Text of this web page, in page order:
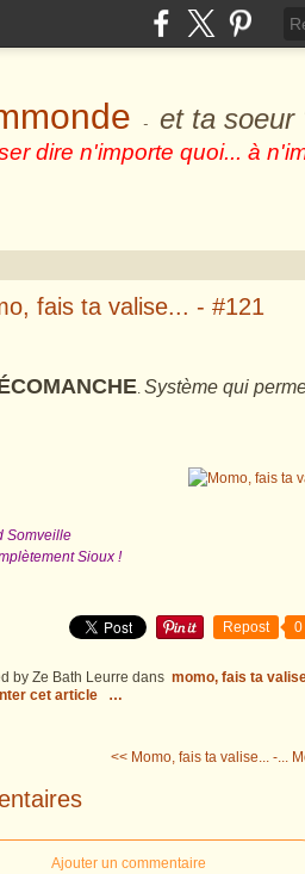
- et ta soeur
dire n'importe quoi... à
fais ta valise... - #121
. Système qui
Somveille
Sioux !
Repost 0
by Ze Bath Leurre dans momo, fais ta
cet article
…
<< Momo, fais ta valise... -...
Ajouter un commentaire